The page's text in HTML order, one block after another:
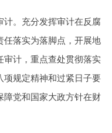
。充分发挥审计在反腐
任落实为落脚点，开展地
审计，重点查处贯彻落实
项规定精神和过紧日子要
障党和国家大政方针在财